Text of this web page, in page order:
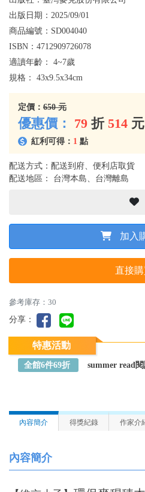
出版日期： 2025/09/01
商品編號： SD004040
ISBN： 4712909726078
適讀年齡： 4~7歲
規格： 43x9.5x34cm
定價： 650 元
優惠價： 79 折 514 元
紅利可得： 1 點
配送方式：配送到府、便利店取貨
配送地區： 台灣本島、台灣離島
加入
直接
參考庫存：30
分享：
特惠活動
全館6件69折 summer read閱讀展
內容簡介 得獎紀錄 作家介
內容簡介